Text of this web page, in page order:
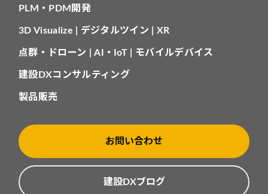
PLM・PDM開発
3D Visualize | デジタルツイン | XR
点群・ドローン | AI・IoT | モバイルデバイス
建設DXコンサルティング
製品販売
お問い合わせ
建設DXブログ